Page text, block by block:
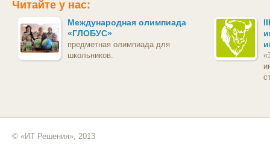
Читайте у нас:
Международная олимпиада
«ГЛОБУС»
предметная олимпиада для
школьников.
© «ИТ Решения», 2013